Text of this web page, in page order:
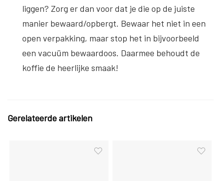
liggen? Zorg er dan voor dat je die op de juiste
manier bewaard/opbergt. Bewaar het niet in een
open verpakking, maar stop het in bijvoorbeeld
een vacuüm bewaardoos. Daarmee behoudt de
koffie de heerlijke smaak!
Gerelateerde artikelen